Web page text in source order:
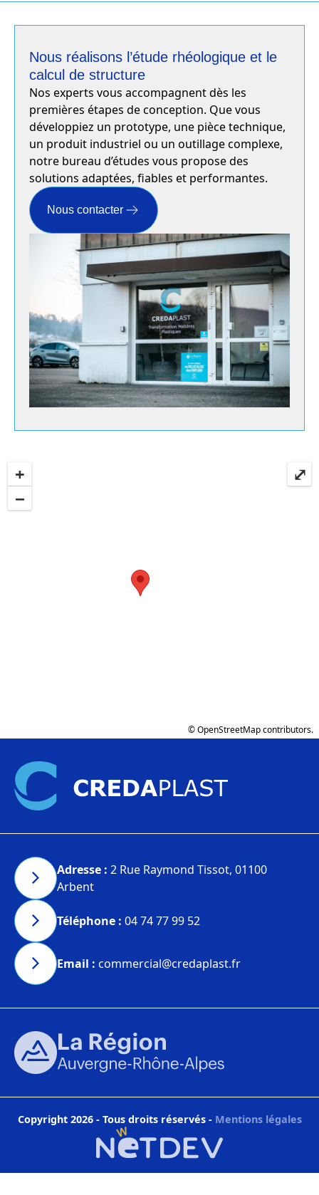
Nous réalisons l’étude rhéologique et le
calcul de structure
Nos experts vous accompagnent dès les
premières étapes de conception. Que vous
développiez un prototype, une pièce technique,
un produit industriel ou un outillage complexe,
notre bureau d’études vous propose des
solutions adaptées, fiables et performantes.
Nous contacter
Adresse : 2 Rue Raymond Tissot, 01100
Arbent
Téléphone : 04 74 77 99 52
Email : commercial@credaplast.fr
+
−
©OpenStreetMapcontributors.
⤢
Copyright 2026 - Tous droits réservés - Mentions légales